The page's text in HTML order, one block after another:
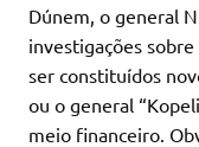
Dúnem, o general
investigações
ser constituídos
ou o general
meio financeiro.